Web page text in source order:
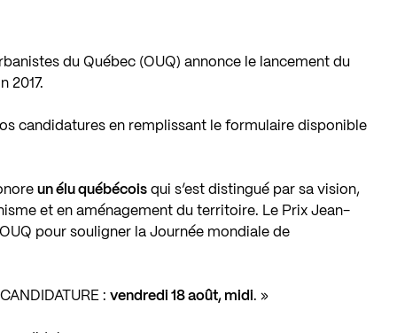
du Québec (OUQ) annonce le lancement du
2017.
candidatures en remplissant le formulaire disponible
un élu québécois qui s’est distingué par sa vision,
et en aménagement du territoire. Le Prix Jean-
pour souligner la Journée mondiale de
:vendredi 18 août, midi. »